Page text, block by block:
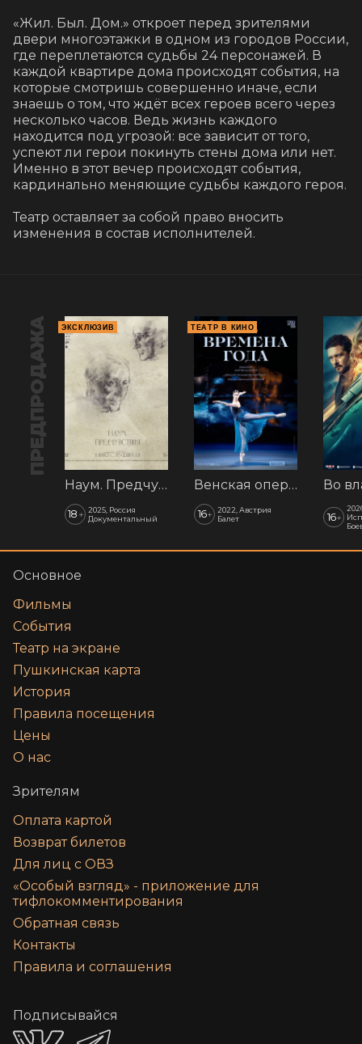
«Жил. Был. Дом.» откроет перед зрителями
двери многоэтажки в одном из городов России,
где переплетаются судьбы 24 персонажей. В
каждой квартире дома происходят события, на
которые смотришь совершенно иначе, если
знаешь о том, что ждёт всех героев всего через
несколько часов. Ведь жизнь каждого
находится под угрозой: все зависит от того,
успеют ли герои покинуть стены дома или нет.
Именно в этот вечер происходят события,
кардинально меняющие судьбы каждого героя.
Театр оставляет за собой право вносить
изменения в состав исполнителей.
ПРЕДПРОДАЖА ЭКСКЛЮЗИВ
Наум. Предчувствия
18 + 2025, Россия
Документальный
ТЕАТР В КИНО
Венская опера: Времена года
16+
2022, Австрия
Балет
16+
Основное
Фильмы
События
Театр на экране
Пушкинская карта
История
Правила посещения
Цены
О нас
Зрителям
Оплата картой
Возврат билетов
Для лиц с ОВЗ
«‎Особый взгляд» - приложение для
тифлокомментирования
Обратная связь
Контакты
Правила и соглашения
Подписывайся